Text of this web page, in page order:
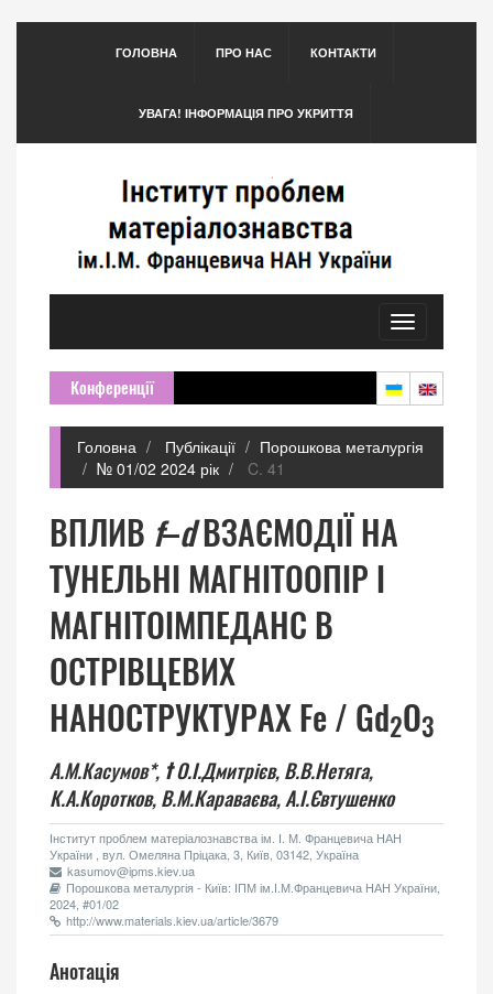
ГОЛОВНА ПРО НАС КОНТАКТИ
УВАГА! ІНФОРМАЦІЯ ПРО УКРИТТЯ
Toggle
navigation
Конференції
Головна Публікації
Порошкова металургія
№ 01/02 2024 рік
C. 41
ВПЛИВ f–dВЗАЄМОДІЇ НА
ТУНЕЛЬНІ МАГНІТООПІР І
МАГНІТОІМПЕДАНС В
ОСТРІВЦЕВИХ
НАНОСТРУКТУРАХ Fe / Gd2O3
А.М.Касумов*, †О.І.Дмитрієв, В.В.Нетяга,
К.А.Коротков, В.М.Караваєва, А.І.Євтушенко
Інститут проблем матеріалознавства ім. І. М. Францевича НАН
України , вул. Омеляна Пріцака, 3, Київ, 03142, Україна
kasumov@ipms.kiev.ua
Порошкова металургія - Київ: ІПМ ім.І.М.Францевича НАН України,
2024, #01/02
http://www.materials.kiev.ua/article/3679
Анотація